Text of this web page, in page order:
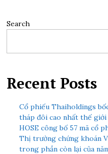
Search
Recent Posts
Cổ phiếu Thaiholdings
tháp đôi cao nhất thế
HOSE công bố 57 mã cổ
Thị trường chứng khoán
trong phần còn lại của